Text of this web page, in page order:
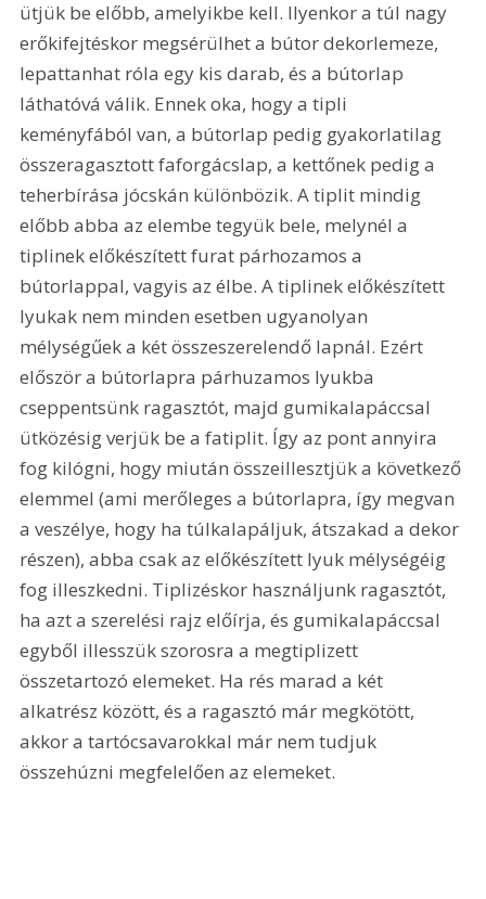
ütjük be előbb, amelyikbe kell. Ilyenkor a túl nagy
erőkifejtéskor megsérülhet a bútor dekorlemeze,
lepattanhat róla egy kis darab, és a bútorlap
láthatóvá válik. Ennek oka, hogy a tipli
keményfából van, a bútorlap pedig gyakorlatilag
összeragasztott faforgácslap, a kettőnek pedig a
teherbírása jócskán különbözik. A tiplit mindig
előbb abba az elembe tegyük bele, melynél a
tiplinek előkészített furat párhozamos a
bútorlappal, vagyis az élbe. A tiplinek előkészített
lyukak nem minden esetben ugyanolyan
mélységűek a két összeszerelendő lapnál. Ezért
először a bútorlapra párhuzamos lyukba
cseppentsünk ragasztót, majd gumikalapáccsal
ütközésig verjük be a fatiplit. Így az pont annyira
fog kilógni, hogy miután összeillesztjük a következő
elemmel (ami merőleges a bútorlapra, így megvan
a veszélye, hogy ha túlkalapáljuk, átszakad a dekor
részen), abba csak az előkészített lyuk mélységéig
fog illeszkedni. Tiplizéskor használjunk ragasztót,
ha azt a szerelési rajz előírja, és gumikalapáccsal
egyből illesszük szorosra a megtiplizett
összetartozó elemeket. Ha rés marad a két
alkatrész között, és a ragasztó már megkötött,
akkor a tartócsavarokkal már nem tudjuk
összehúzni megfelelően az elemeket.